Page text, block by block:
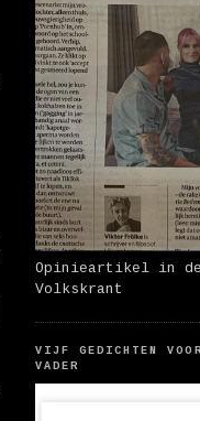
Opinieartikel in de
Volkskrant
VIJF GEDICHTEN
VADER